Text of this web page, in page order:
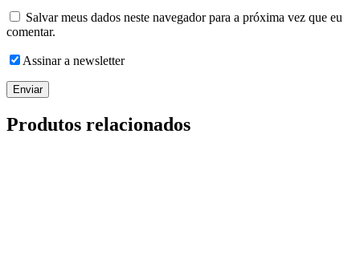
Salvar meus dados neste navegador para a próxima vez que eu
comentar.
Assinar a newsletter
Produtos relacionados